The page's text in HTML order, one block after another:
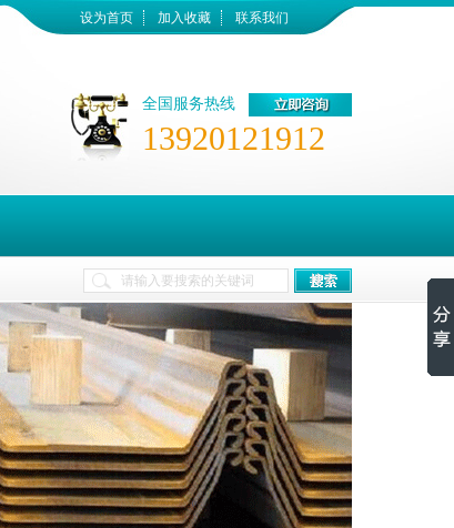
设为首页 加入收藏 联系我们
全国服务热线
13920121912